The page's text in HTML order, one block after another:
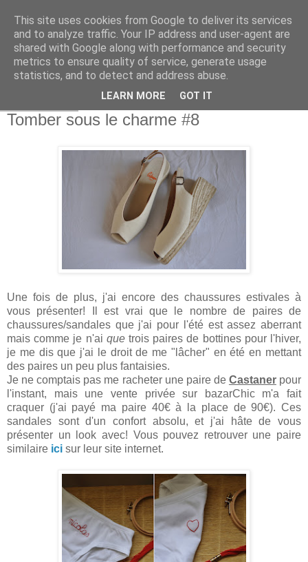
Tomber sous le charme #8
Une fois de plus, j'ai encore des chaussures estivales à
vous présenter! Il est vrai que le nombre de paires de
chaussures/sandales que j'ai pour l'été est assez aberrant
mais comme je n'ai quetrois paires de bottines pour l'hiver,
je me dis que j'ai le droit de me "lâcher" en été en mettant
des paires un peu plus fantaisies.
Je ne comptais pas me racheter une paire de Castanerpour
l'instant, mais une vente privée sur bazarChic m'a fait
craquer (j'ai payé ma paire 40€ à la place de 90€). Ces
sandales sont d'un confort absolu, et j'ai hâte de vous
présenter un look avec! Vous pouvez retrouver une paire
similaire ici sur leur site internet.
This site uses cookies from Google to deliver its services
and to analyze traffic. Your IP address and user-agent are
shared with Google along with performance and security
metrics to ensure quality of service, generate usage
statistics, and to detect and address abuse.
LEARN MORE GOT IT